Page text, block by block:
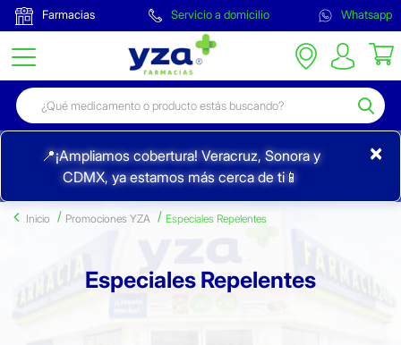
Farmacias Servicio a domicilio Whatsapp
📍¡Ampliamos cobertura! Veracruz, Sonora y
CDMX, ya estamos más cerca de ti📱
×
Inicio Promociones YZA Especiales Repelentes
Especiales Repelentes